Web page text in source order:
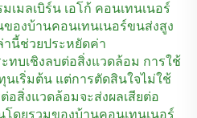
เมลเบิร์น เอโก้ คอนเทนเนอร์
องบ้านคอนเทนเนอร์ขนส่งสูง
านี้ช่วยประหยัดค่า
บเชิงลบต่อสิ่งแวดล้อม การใช้
เริ่มต้น แต่การตัดสินใจไม่ใช้
สิ่งแวดล้อมจะส่งผลเสียต่อ
ดยรวมของบ้านคอนเทนเนอร์